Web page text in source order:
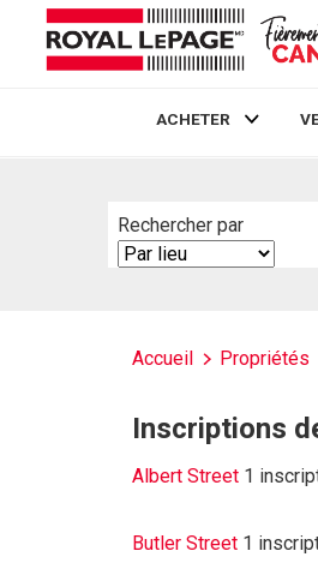
ACHETER
Rechercher par
Search
By
Accueil Propriétés
Inscriptions
Albert Street 1
Butler Street 1